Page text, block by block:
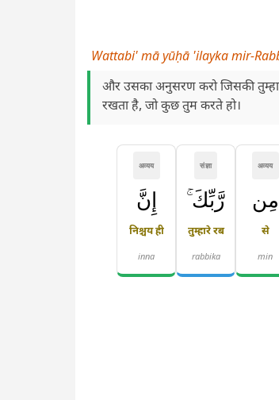
Wattabi' mā yūḥā 'ilayka mir-
और उसका अनुसरण करो जिसकी
रखता है, जो कुछ तुम करते हो।
अव्यय
مِن
से
min
संज्ञा
رَّبِّكَ ۚ
तुम्हारे रब
rabbika
अव्यय
إِنَّ
निश्चय ही
inna